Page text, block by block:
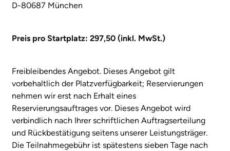
D-80687 München
Preis pro Startplatz: 297,50 (inkl. MwSt.)
Freibleibendes Angebot. Dieses Angebot gilt
vorbehaltlich der Platzverfügbarkeit; Reservierungen
nehmen wir erst nach Erhalt eines
Reservierungsauftrages vor. Dieses Angebot wird
verbindlich nach Ihrer schriftlichen Auftragserteilung
und Rückbestätigung seitens unserer Leistungsträger.
Die Teilnahmegebühr ist spätestens sieben Tage nach